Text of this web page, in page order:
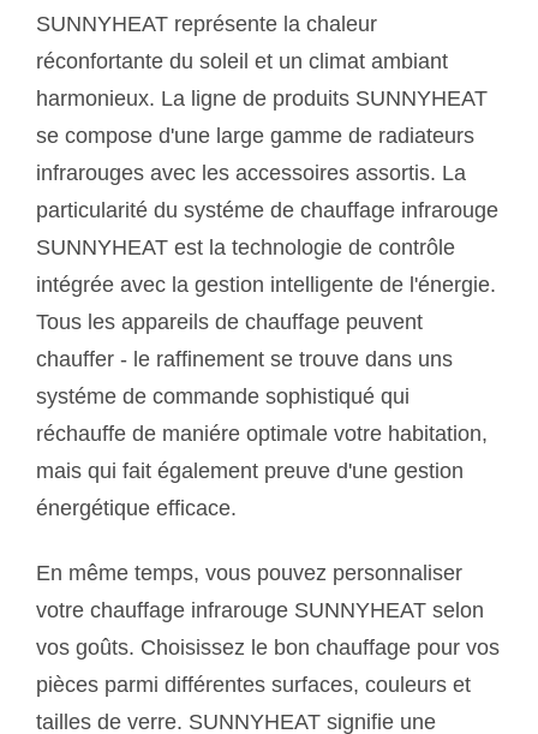
SUNNYHEAT représente la chaleur
réconfortante du soleil et un climat ambiant
harmonieux. La ligne de produits SUNNYHEAT
se compose d'une large gamme de radiateurs
infrarouges avec les accessoires assortis. La
particularité du systéme de chauffage infrarouge
SUNNYHEAT est la technologie de contrôle
intégrée avec la gestion intelligente de l'énergie.
Tous les appareils de chauffage peuvent
chauffer - le raffinement se trouve dans uns
systéme de commande sophistiqué qui
réchauffe de maniére optimale votre habitation,
mais qui fait également preuve d'une gestion
énergétique efficace.
En même temps, vous pouvez personnaliser
votre chauffage infrarouge SUNNYHEAT selon
vos goûts. Choisissez le bon chauffage pour vos
pièces parmi différentes surfaces, couleurs et
tailles de verre. SUNNYHEAT signifie une